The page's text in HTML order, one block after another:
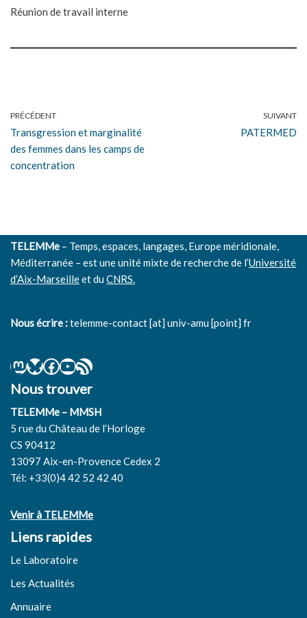
Réunion de travail interne
PRÉCÉDENT
Transgression et marginalité
des femmes dans les camps de
concentration
SUIVANT
PATERMED
TELEMMe – Temps, espaces, langages, Europe méridionale,
Méditerranée – est une unité mixte de recherche de l’Université
d’Aix-Marseilleet duCNRS.
Nous écrire :telemme-contact [at] univ-amu [point] fr
Nous trouver
TELEMMe – MMSH
5 rue du Château de l’Horloge
CS 90412
13097 Aix-en-Provence Cedex 2
Tél: +33(0)4 42 52 42 40
Venir à TELEMMe
Liens rapides
Le Laboratoire
Les Actualités
Annuaire